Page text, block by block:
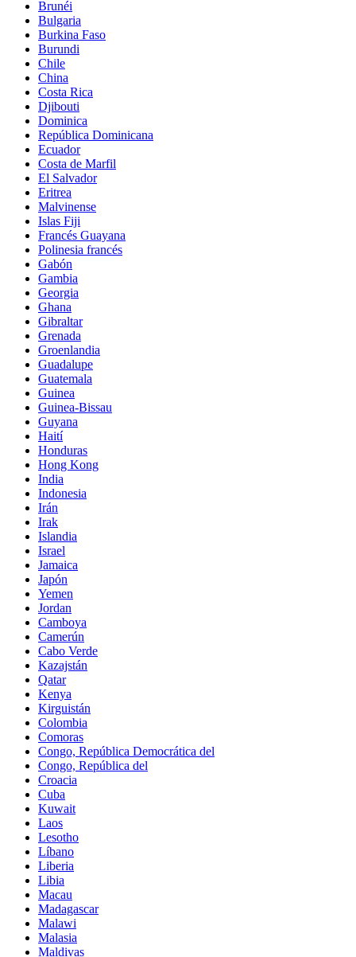
Brunéi
Bulgaria
Burkina Faso
Burundi
Chile
China
Costa Rica
Djibouti
Dominica
República Dominicana
Ecuador
Costa de Marfil
El Salvador
Eritrea
Malvinense
Islas Fiji
Francés Guayana
Polinesia francés
Gabón
Gambia
Georgia
Ghana
Gibraltar
Grenada
Groenlandia
Guadalupe
Guatemala
Guinea
Guinea-Bissau
Guyana
Haití
Honduras
Hong Kong
India
Indonesia
Irán
Irak
Islandia
Israel
Jamaica
Japón
Yemen
Jordan
Camboya
Camerún
Cabo Verde
Kazajstán
Qatar
Kenya
Kirguistán
Colombia
Comoras
Congo, República Democrática del
Congo, República del
Croacia
Cuba
Kuwait
Laos
Lesotho
Líbano
Liberia
Libia
Macau
Madagascar
Malawi
Malasia
Maldivas